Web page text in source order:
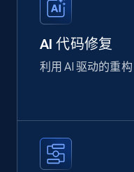
AI 代码修复
利用 AI 驱动的重